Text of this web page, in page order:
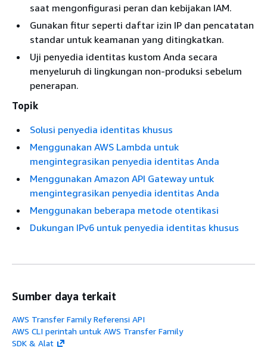
saat mengonfigurasi peran dan kebijakan IAM.
Gunakan fitur seperti daftar izin IP dan pencatatan
standar untuk keamanan yang ditingkatkan.
Uji penyedia identitas kustom Anda secara
menyeluruh di lingkungan non-produksi sebelum
penerapan.
Topik
Solusi penyedia identitas khusus
Menggunakan AWS Lambda untuk
mengintegrasikan penyedia identitas Anda
Menggunakan Amazon API Gateway untuk
mengintegrasikan penyedia identitas Anda
Menggunakan beberapa metode otentikasi
Dukungan IPv6 untuk penyedia identitas khusus
Sumber daya terkait
AWS Transfer Family Referensi API
AWS CLI perintah untuk AWS Transfer Family
SDK & Alat